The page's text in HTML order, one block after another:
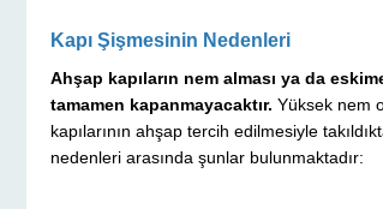
Kapı Şişmesinin Nedenleri
Ahşap kapıların nem alması ya da
tamamen kapanmayacaktır. Yüksek nem
kapılarının ahşap tercih edilmesiyle
nedenleri arasında şunlar bulunmaktadır: